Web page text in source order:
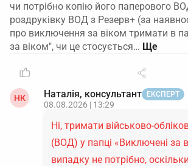
чи потрібно копію його паперового
роздруківку ВОД з Резерв+ (за
про виключення за віком тримати в
за віком", чи це стосується…
НК Наталія, консультант ЕКСПЕРТ
08.08.2026 | 13:29
Ні, тримати військово-
(ВОД) у папці «Виключені за
випадку не потрібно,